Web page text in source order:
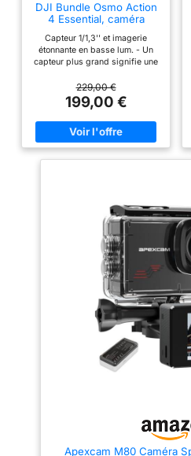
DJI Bundle Osmo Action
4 Essential, caméra
Capteur 1/1,3'' et imagerie
étonnante en basse lum. - Un
capteur plus grand signifie une
rendu optimal de séquences
avec la cam. d’action 4K, à tout
moment/endroit. Suppression
efficace du bruit d’img en faible
lumin Performance de couleur
D-Log M 10 bits - Facilite le
facilités lors du montage des
séquences filmées avec une
caméra d’action 4K Résistance
au froid et batterie prolongée :
l’utilisation prolongée de la
caméra en milieux extrêmes est
un jeu d’enfant. Résistance au
froid max. de -20° C.
Fonctionnement facile de la
caméra d’action. Enregistrez
jusqu’à 150 min dans le froid. 2
heures et demie dans de
nombreuses conditions 4K/120
ips et FOV ultra large de 155° -
Garantissent des séquences HD
claires et cohérentes lors
d’activités sportives Démontage
rapide mag. & vidéo verticale
229,00 €
199,00 €
Apexcam M80 Caméra